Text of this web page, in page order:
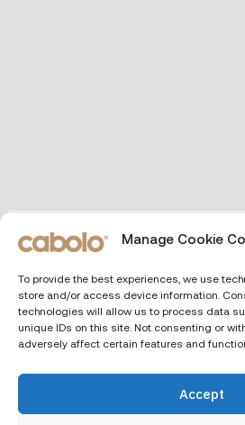
Manage Cookie
To provide the best experiences, we use
store and/or access device information.
technologies will allow us to process data
unique IDs on this site. Not consenting or
adversely affect certain features and
Accept
COPYRIGHT 2026 All Rights Reserved
Capitale sociale € 10.000 i.v. – P.IVA e
– 1466164